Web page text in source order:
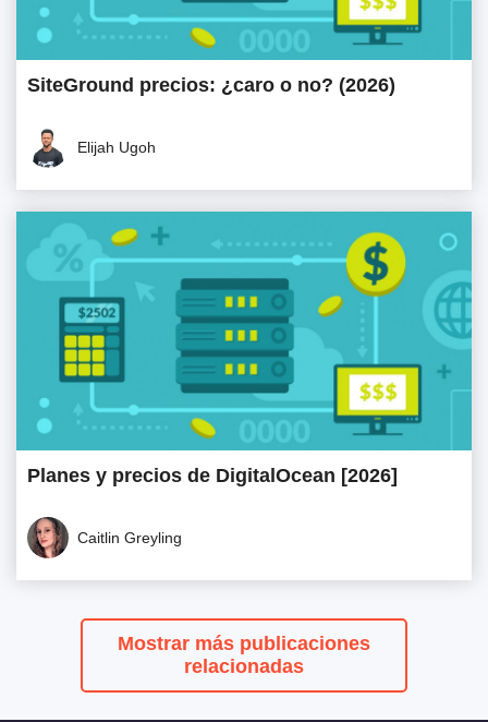
SiteGround precios: ¿caro o no? (2026)
Elijah Ugoh
Planes y precios de DigitalOcean [2026]
Caitlin Greyling
Mostrar más publicaciones
relacionadas